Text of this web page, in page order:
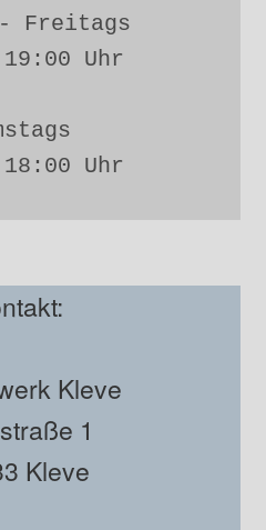
- Freitags
Uhr
Uhr
Kleve
1
Kleve